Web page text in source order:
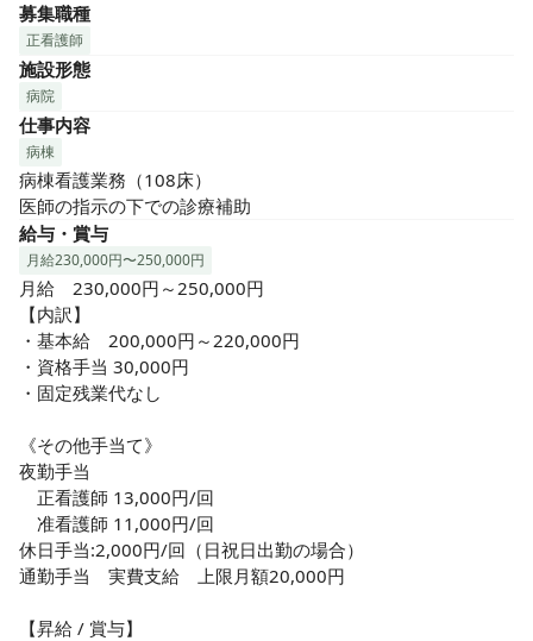
【働く人への魅力POINT】
◆医療依存度は低い方も多く、外来Drが担当で急変時の対
応、相談と身近に居る事で安心して働く事が出来るます。
◆病院が母体なのですぐに入院できる環境で、しっかり入院
や退院（入所）までトータルで見る事が出来ます。
◆それぞれの環境に応じた柔軟な働き方に対応。同系列での
異なる働き方へ相談可能◎あなたに合った場所で働く事が出
来ます。
◆日勤のみ・夜勤なし・オンコールあり、平日のみの勤務希
望等も相談可能です◎
◆業務がきちんと整理されているため残業はほとんどなく、
メリハリをつけて勤務できます。
募集職種
正看護師
施設形態
病院
仕事内容
病棟
病棟看護業務（108床）
医師の指示の下での診療補助
給与・賞与
月給230,000円〜250,000円
月給　230,000円～250,000円
【内訳】
・基本給　200,000円～220,000円
・資格手当 30,000円
・固定残業代なし
《その他手当て》
夜勤手当
正看護師 13,000円/回
准看護師 11,000円/回
休日手当:2,000円/回（日祝日出勤の場合）
通勤手当　実費支給　上限月額20,000円
【昇給 / 賞与】